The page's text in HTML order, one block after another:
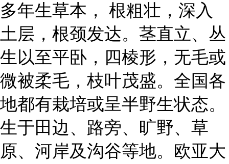
多年生草本， 根粗壮，深入
土层，根颈发达。茎直立、丛
生以至平卧，四棱形，无毛或
微被柔毛，枝叶茂盛。全国各
地都有栽培或呈半野生状态。
生于田边、路旁、旷野、草
原、河岸及沟谷等地。欧亚大